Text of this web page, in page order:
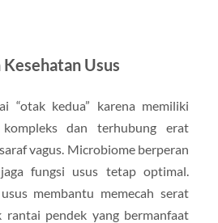
Usus
“otak kedua” karena memiliki
dan terhubung erat
vagus. Microbiome berperan
fungsi usus tetap optimal.
membantu memecah serat
rantai pendek yang bermanfaat